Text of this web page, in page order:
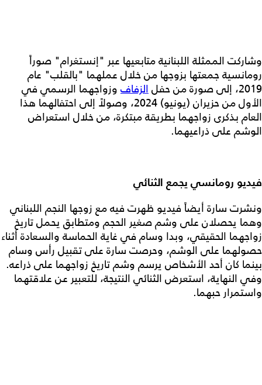
وشاركت الممثلة اللبنانية متابعيها عبر "إنستغرام" صوراً
رومانسية جمعتها بزوجها من خلال عملهما "بالقلب" عام
2019، إلى صورة من حفل
الزفاف وزواجهما الرسمي في
الأول من حزيران (يونيو) 2024، وصولاً إلى احتفالهما هذا
العام بذكرى زواجهما بطريقة مبتكرة، من خلال استعراض
الوشم على ذراعيهما.
فيديو رومانسي يجمع الثنائي
ونشرت سارة أيضاً فيديو ظهرت فيه مع زوجها النجم اللبناني
وهما يحصلان على وشم صغير الحجم ومتطابق يحمل تاريخ
زواجهما الحقيقي، وبدا وسام في غاية الحماسة والسعادة أثناء
حصولهما على الوشم، وحرصت سارة على تقبيل رأس وسام
بينما كان أحد الأشخاص يرسم وشم تاريخ زواجهما على ذراعه.
وفي النهاية، استعرض الثنائي النتيجة، للتعبير عن علاقتهما
واستمرار حبهما.